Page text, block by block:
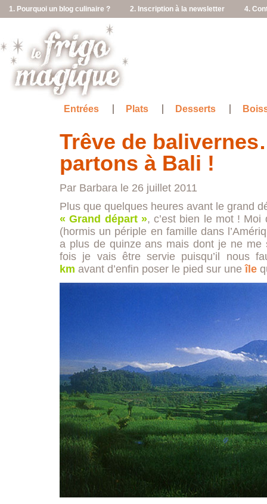
1. Pourquoi un blog culinaire ? 2. Inscription à la newsletter 4.
Entrées Plats Desserts
Trêve de
partons à Bali !
Par Barbara le 26 juillet 2011
Plus que quelques heures avant le grand
« Grand départ », c’est bien le mot ! Moi
(hormis un périple en famille dans
a plus de quinze ans mais dont je ne
fois je vais être servie puisqu’il nous
km avant d’enfin poser le pied sur uneîle